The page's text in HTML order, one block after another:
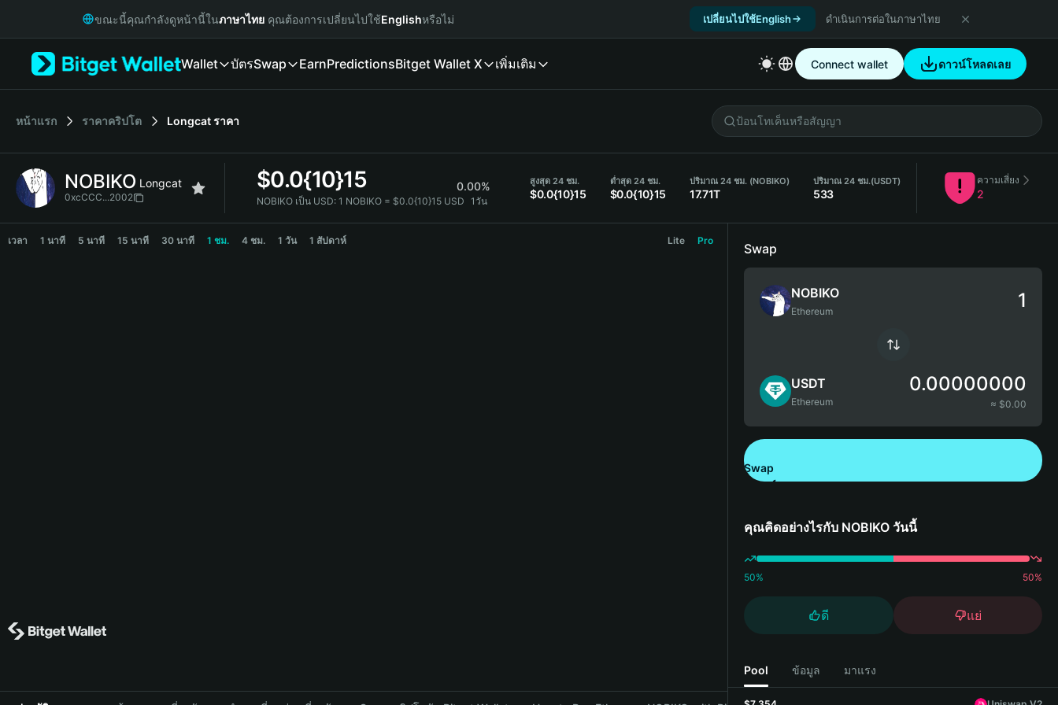
Русский
Italiano
简体中文
繁體中文
Bahasa Indonesia
ขณะนี้คุณกำลังดูหน้านี้ในภาษาไทย คุณต้องการเปลี่ยนไปใช้Englishหรือไม่ เปลี่ยนไปใช้English ดำเนินการต่อในภาษาไทย
Wallet บัตรSwap EarnPredictionsBitget Wallet X เพิ่มเติม Connect wallet ดาวน์โหลดเลย
หน้าแรก ราคาคริปโต Longcatราคา
NOBIKO Longcat
0xcCCC...2002
$0.0{10}15 0.00%
NOBIKO เป็น USD: 1 NOBIKO = $0.0{10}15 USD 1วัน
สูงสุด 24 ชม.
$0.0{10}15
ต่ำสุด 24 ชม.
$0.0{10}15
ปริมาณ 24 ชม. (NOBIKO)
17.71T
ปริมาณ 24 ชม.(USDT)
533
ความเสี่ยง
2
NOBIKO Price Chart
เวลา 1 นาที 5 นาที 15 นาที 30 นาที 1 ชม. 4 ชม. 1 วัน 1 สัปดาห์ Lite Pro
Swap
NOBIKO
Ethereum
USDT
Ethereum
0.00000000
≈ $0.00
Swap
คุณคิดอย่างไรกับ NOBIKO วันนี้
50% 50%
ดี แย่
Pool ข้อมูล มาแรง